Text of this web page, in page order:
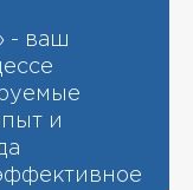
- ваш
и